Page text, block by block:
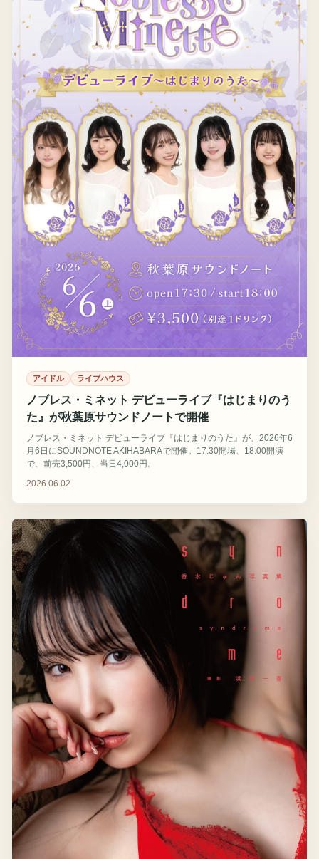
アイドル ライブハウス
ノブレス・ミネット デビューライブ『はじまりのう
た』が秋葉原サウンドノートで開催
ノブレス・ミネット デビューライブ『はじまりのうた』が、2026年6
月6日にSOUNDNOTE AKIHABARAで開催。17:30開場、18:00開演
で、前売3,500円、当日4,000円。
2026.06.02